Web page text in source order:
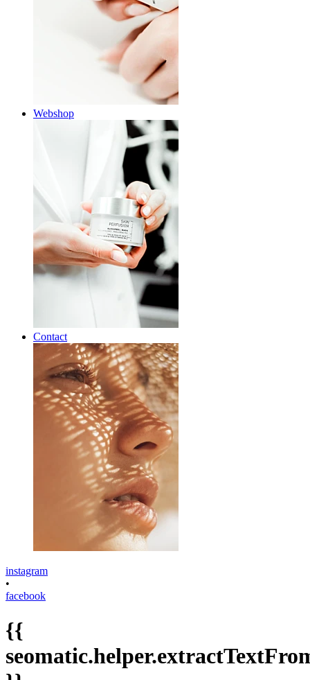
Webshop
Contact
instagram
•
facebook
{{